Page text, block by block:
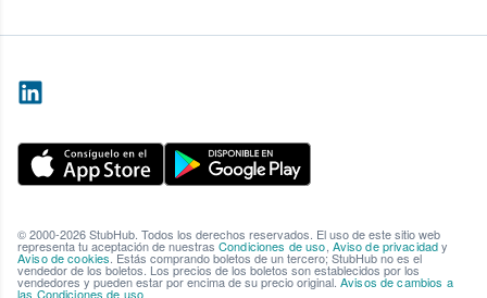
© 2000-2026 StubHub. Todos los derechos reservados. El uso de este sitio web
representa tu aceptación de nuestras Condiciones de uso, Aviso de privacidady
Aviso de cookies. Estás comprando boletos de un tercero; StubHub no es el
vendedor de los boletos. Los precios de los boletos son establecidos por los
vendedores y pueden estar por encima de su precio original. Avisos de cambios a
las Condiciones de uso